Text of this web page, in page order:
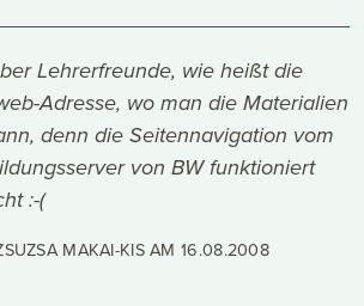
Lehrerfreunde, wie heißt die
Adresse, wo man die Materialien
denn die Seitennavigation vom
von BW funktioniert
:-(
MAKAI-KIS AM16.08.2008